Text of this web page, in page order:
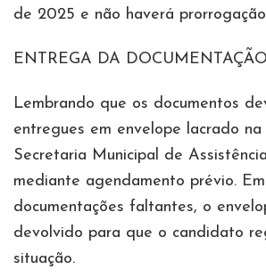
de 2025 e não haverá
ENTREGA DA DOCUMENTAÇÃO
Lembrando que os documentos
entregues em envelope lacrado
Secretaria Municipal de
mediante agendamento prévio.
documentações faltantes, o
devolvido para que o candidato
situação.